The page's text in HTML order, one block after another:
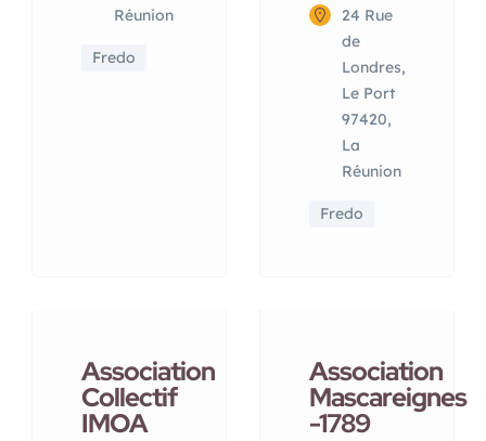
Réunion
Fredo
24 Rue
de
Londres,
Le Port
97420,
La
Réunion
Fredo
Association
Collectif
IMOA
Association
Mascareignes
-1789